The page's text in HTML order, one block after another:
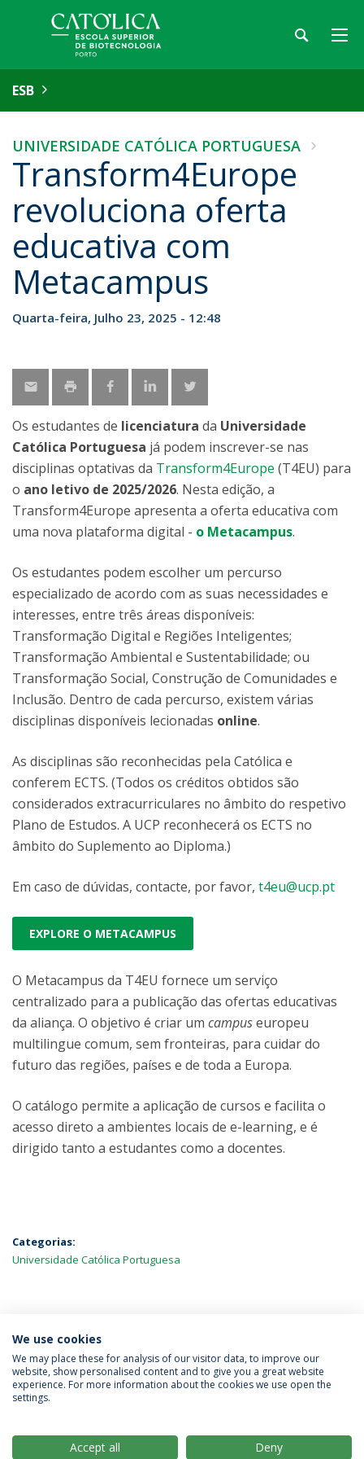
ESB
UNIVERSIDADE CATÓLICA PORTUGUESA
Transform4Europe
revoluciona oferta
educativa com
Metacampus
Quarta-feira, Julho 23, 2025 - 12:48
Os estudantes de licenciatura da Universidade
Católica Portuguesa já podem inscrever-se nas
disciplinas optativas da Transform4Europe (T4EU) para
o ano letivo de 2025/2026. Nesta edição, a
Transform4Europe apresenta a oferta educativa com
uma nova plataforma digital - o Metacampus.
Os estudantes podem escolher um percurso
especializado de acordo com as suas necessidades e
interesses, entre três áreas disponíveis:
Transformação Digital e Regiões Inteligentes;
Transformação Ambiental e Sustentabilidade; ou
Transformação Social, Construção de Comunidades e
Inclusão. Dentro de cada percurso, existem várias
disciplinas disponíveis lecionadas online.
As disciplinas são reconhecidas pela Católica e
conferem ECTS. (Todos os créditos obtidos são
considerados extracurriculares no âmbito do respetivo
Plano de Estudos. A UCP reconhecerá os ECTS no
âmbito do Suplemento ao Diploma.)
Em caso de dúvidas, contacte, por favor, t4eu@ucp.pt
EXPLORE O METACAMPUS
O Metacampus da T4EU fornece um serviço
centralizado para a publicação das ofertas educativas
da aliança. O objetivo é criar um campuseuropeu
multilingue comum, sem fronteiras, para cuidar do
futuro das regiões, países e de toda a Europa.
O catálogo permite a aplicação de cursos e facilita o
acesso direto a ambientes locais de e-learning, e é
dirigido tanto a estudantes como a docentes.
Categorias:
Universidade Católica Portuguesa
MAIS NOTÍCIAS
Política de Privacidade
Termos & Condições
We use cookies
We may place these for analysis of our visitor data, to improve our
website, show personalised content and to give you a great website
experience. For more information about the cookies we use open the
settings.
Accept all Deny